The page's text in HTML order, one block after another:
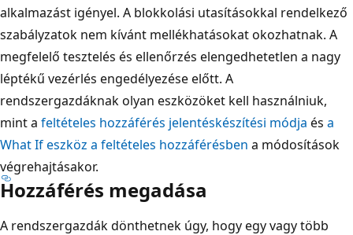
alkalmazást igényel. A blokkolási utasításokkal rendelkező
szabályzatok nem kívánt mellékhatásokat okozhatnak. A
megfelelő tesztelés és ellenőrzés elengedhetetlen a nagy
léptékű vezérlés engedélyezése előtt. A
rendszergazdáknak olyan eszközöket kell használniuk,
mint a feltételes hozzáférés jelentéskészítési módja és a
What If eszköz a feltételes hozzáférésben a módosítások
végrehajtásakor.
Hozzáférés megadása
A rendszergazdák dönthetnek úgy, hogy egy vagy több